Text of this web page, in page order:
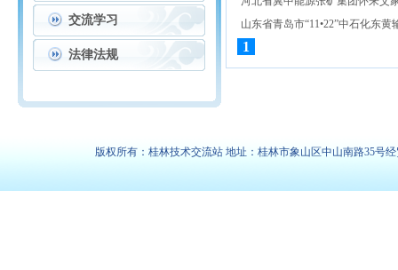
交流学习
法律法规
山东省青岛市“11•22”中石化东
1
版权所有：桂林技术交流站 地址：桂林市象山区中山南路35号